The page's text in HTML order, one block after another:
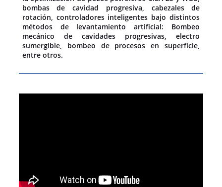
bombas de cavidad progresiva, cabezales de
rotación, controladores inteligentes bajo distintos
métodos de levantamiento artificial: Bombeo
mecánico de cavidades progresivas, electro
sumergible, bombeo de procesos en superficie,
entre otros.